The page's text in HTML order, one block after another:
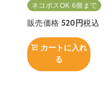
ネコポスOK 6個まで
販売価格 520 税込
カートに入れ
る